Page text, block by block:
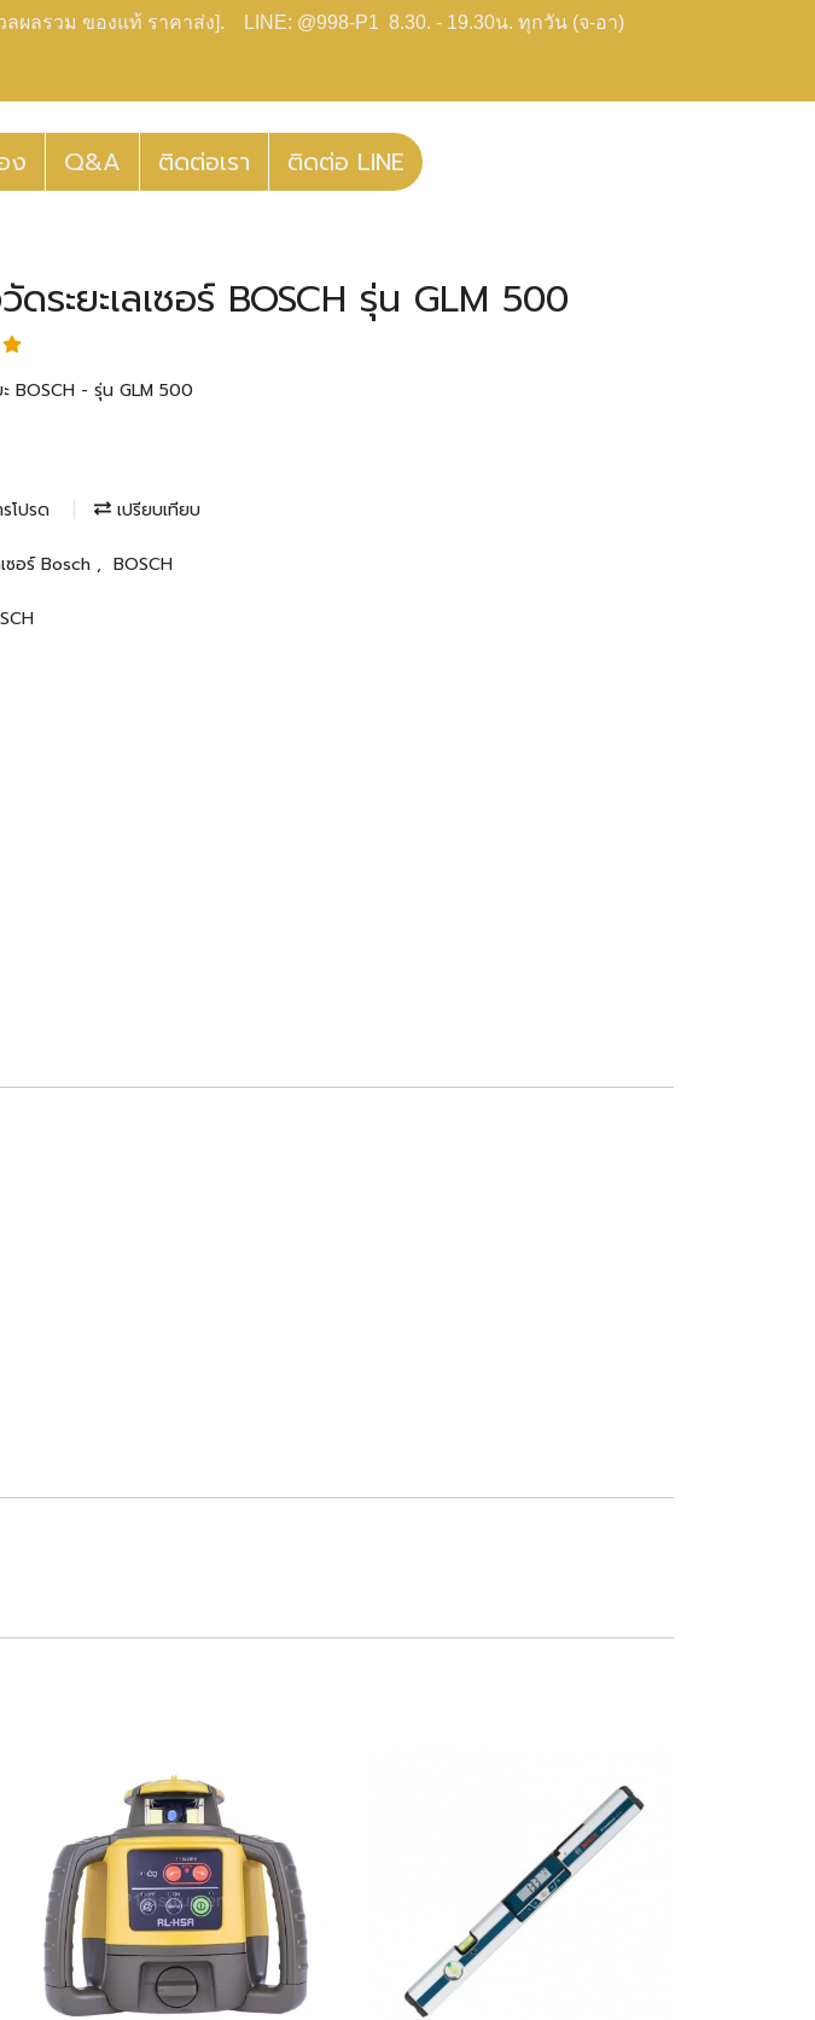
ผลรวม ของแท้ ราคาส่ง]. LINE: @998-P1 8.30. - 19.30น. ทุกวัน (จ-อา)
ง Q&A ติดต่อเรา ติดต่อ LINE
ดระยะเลเซอร์ BOSCH รุ่น GLM 500
ะ BOSCH - รุ่น GLM 500
โปรด เปรียบเทียบ
ซอร์ Bosch , BOSCH